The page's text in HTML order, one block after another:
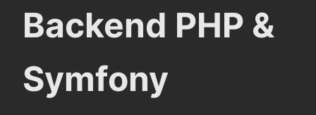
Backend PHP &
Symfony